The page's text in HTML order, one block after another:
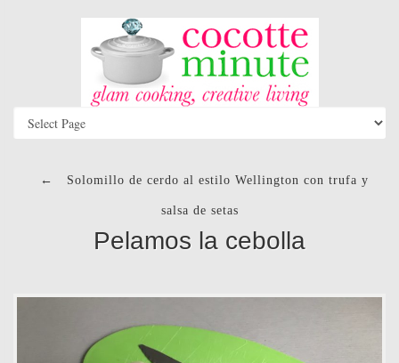
← Solomillo de cerdo al estilo Wellington con trufa y
salsa de setas
Pelamos la cebolla